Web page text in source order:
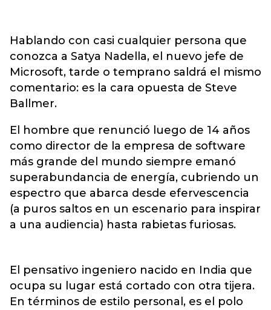
Hablando con casi cualquier persona que
conozca a Satya Nadella, el nuevo jefe de
Microsoft, tarde o temprano saldrá el mismo
comentario: es la cara opuesta de Steve
Ballmer.
El hombre que renunció luego de 14 años
como director de la empresa de software
más grande del mundo siempre emanó
superabundancia de energía, cubriendo un
espectro que abarca desde efervescencia
(a puros saltos en un escenario para inspirar
a una audiencia) hasta rabietas furiosas.
El pensativo ingeniero nacido en India que
ocupa su lugar está cortado con otra tijera.
En términos de estilo personal, es el polo